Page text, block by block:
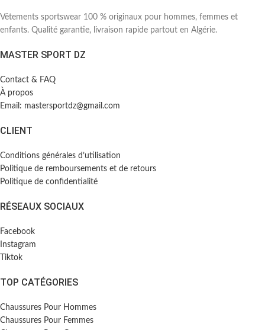
Vêtements sportswear 100 % originaux pour hommes, femmes et
enfants. Qualité garantie, livraison rapide partout en Algérie.
MASTER SPORT DZ
Contact & FAQ
À propos
Email: mastersportdz@gmail.com
CLIENT
Conditions générales d’utilisation
Politique de remboursements et de retours
Politique de confidentialité
RÉSEAUX SOCIAUX
Facebook
Instagram
Tiktok
TOP CATÉGORIES
Chaussures Pour Hommes
Chaussures Pour Femmes